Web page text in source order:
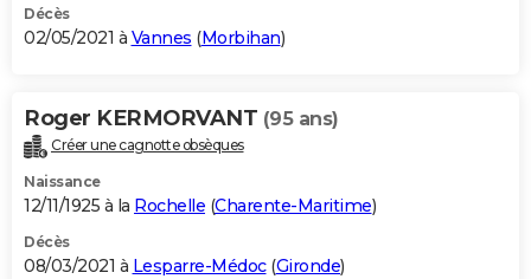
Décès
02/05/2021 à Vannes (Morbihan)
Roger KERMORVANT (95 ans)
Créer une cagnotte obsèques
Naissance
12/11/1925 à la Rochelle (Charente-Maritime)
Décès
08/03/2021 à Lesparre-Médoc(Gironde)